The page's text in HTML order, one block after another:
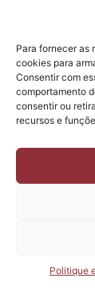
Para fornecer as
cookies para
Consentir com
comportamento
consentir ou
recursos e
Politique
J'ai lu et